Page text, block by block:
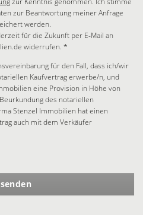
zur Beantwortung meiner Anfrage
werden.
für die Zukunft per E-Mail an
widerrufen. *
für den Fall, dass ich/wir
Kaufvertrag erwerbe/n, und
eine Provision in Höhe von
des notariellen
Stenzel Immobilien hat einen
auch mit dem Verkäufer